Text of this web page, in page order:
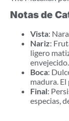
Notas de
Vista:
Nariz:
ligero
envejecido.
Boca:
madura.
Final:
especias,